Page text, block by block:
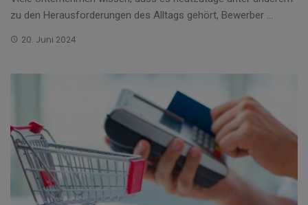
zu den Herausforderungen des Alltags gehört, Bewerber ...
20. Juni 2024